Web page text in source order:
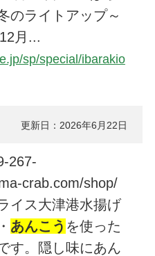
のライトアップ～
月...
sp/special/ibarakio
更新日：2026年6月22日
267-
crab.com/shop/
イス大津港水揚げ
あんこう を使った
す。隠し味にあん